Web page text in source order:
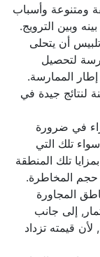
وأسباب
وبين الترويج.
أن يتحلى
لتحصيل
الممارسة.
6 قواعد ضامنة لنتائج جيدة في
في ضرورة
تلك التي
تلك المنطقة
المخاطرة.
المجاورة
إلى جانب
قيمته تزداد